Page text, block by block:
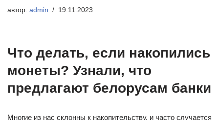
автор: admin 19.11.2023
Что делать, если накопились
монеты? Узнали, что
предлагают белорусам банки
Многие из нас склонны к накопительству, и часто случается